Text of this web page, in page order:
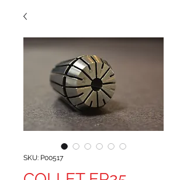
SKU: P00517